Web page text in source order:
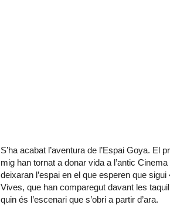
S’ha acabat l’aventura de l’Espai Goya.
mig han tornat a donar vida a l’antic
deixaran l’espai en el que esperen que
Vives, que han comparegut davant les
quin és l’escenari que s’obri a partir d’ara.